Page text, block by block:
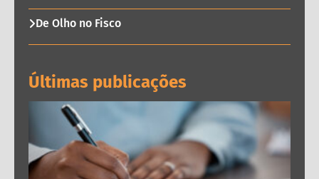
De Olho no Fisco
Últimas publicações